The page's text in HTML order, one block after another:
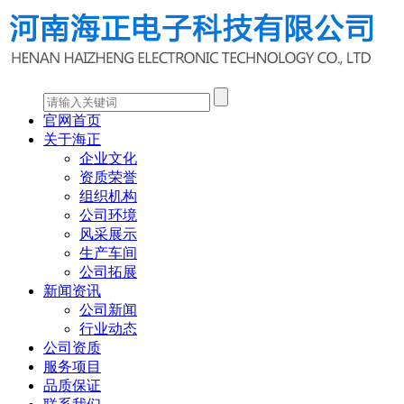
官网首页
关于海正
企业文化
资质荣誉
组织机构
公司环境
风采展示
生产车间
公司拓展
新闻资讯
公司新闻
行业动态
公司资质
服务项目
品质保证